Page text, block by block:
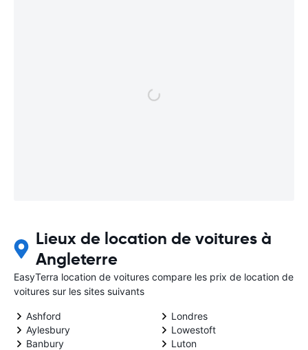
Lieux de location de voitures à
Angleterre
EasyTerra location de voitures compare les prix de location de
voitures sur les sites suivants
Ashford
Aylesbury
Banbury
Londres
Lowestoft
Luton